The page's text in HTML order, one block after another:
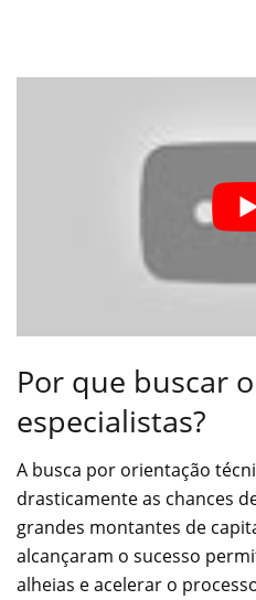
Por que buscar
especialistas?
A busca por orientação
drasticamente as chances
grandes montantes de
alcançaram o sucesso
alheias e acelerar o